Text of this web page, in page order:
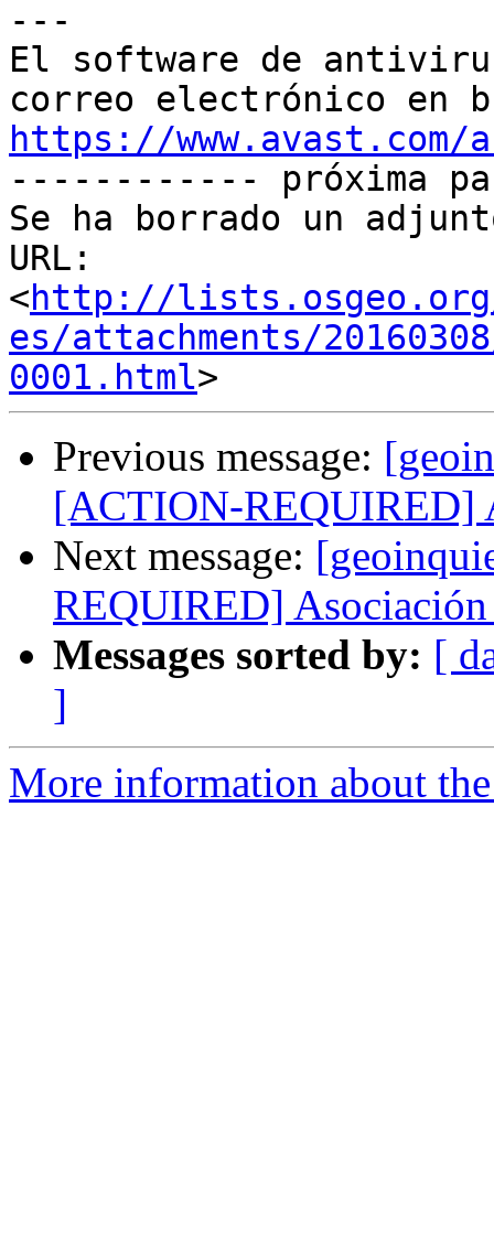
---
El software de
https://
------------ próxima
Se ha borrado un
URL:
<http://
es/attachments/
0001.html
Previous message:
[ACTION-REQUIRED]
Next message:
REQUIRED]
Messages sorted by: [
]
More information about